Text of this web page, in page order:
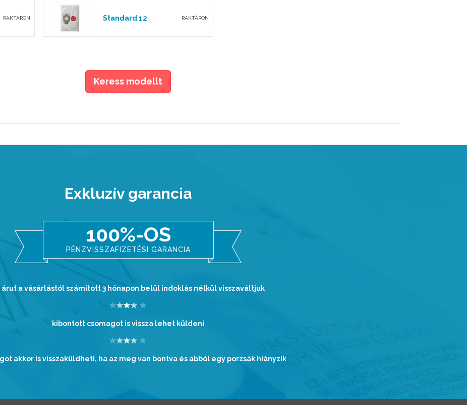
RAKTÁRON Standard 12 RAKTÁRON
Keress modellt
Exkluzív garancia
100%-OS
PÉNZVISSZAFIZETÉSI GARANCIA
árut a vásárlástól számított 3 hónapon belül indoklás nélkül visszaváltjuk
kibontott csomagot is vissza lehet küldeni
akkor is visszaküldheti, ha az meg van bontva és abból egy porzsák hiányzik